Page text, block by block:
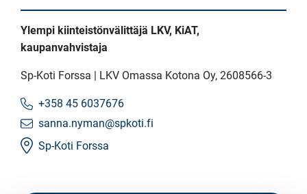
Ylempi kiinteistönvälittäjä LKV, KiAT,
kaupanvahvistaja
Sp-Koti Forssa | LKV Omassa Kotona Oy, 2608566-3
+358 45 6037676
sanna.nyman@spkoti.fi
Sp-Koti Forssa